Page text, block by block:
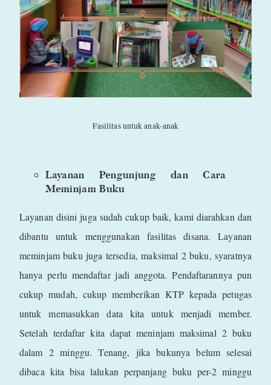
Fasilitas untuk anak-anak
Layanan Pengunjung dan Cara
Meminjam Buku
Layanan disini juga sudah cukup baik, kami diarahkan dan
dibantu untuk menggunakan fasilitas disana. Layanan
meminjam buku juga tersedia, maksimal 2 buku, syaratnya
hanya perlu mendaftar jadi anggota. Pendaftarannya pun
cukup mudah, cukup memberikan KTP kepada petugas
untuk memasukkan data kita untuk menjadi member.
Setelah terdaftar kita dapat meninjam maksimal 2 buku
dalam 2 minggu. Tenang, jika bukunya belum selesai
dibaca kita bisa lalukan perpanjang buku per-2 minggu